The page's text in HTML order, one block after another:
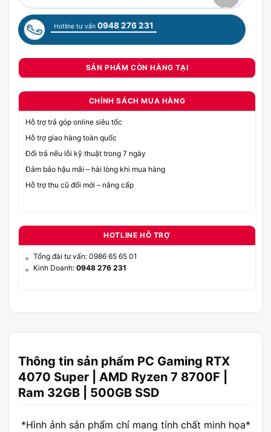
Hotline tư vấn 0948 276 231
SẢN PHẨM CÒN HÀNG TẠI
CHÍNH SÁCH MUA HÀNG
Hỗ trợ trả góp online siêu tốc
Hỗ trợ giao hàng toàn quốc
Đổi trả nếu lỗi kỹ thuật trong 7 ngày
Đảm bảo hậu mãi – hài lòng khi mua hàng
Hỗ trợ thu cũ đổi mới – nâng cấp
HOTLINE HỖ TRỢ
Tổng đài tư vấn: 0986 65 65 01
Kinh Doanh: 0948 276 231
Thông tin sản phẩm PC Gaming RTX
4070 Super | AMD Ryzen 7 8700F |
Ram 32GB | 500GB SSD
*Hình ảnh sản phẩm chỉ mang tính chất minh họa*